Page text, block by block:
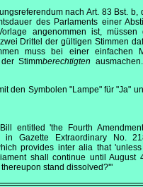
nach Art. 83 Bst. b,
des Parlaments einer
angenommen ist, müssen
Drittel der gültigen Stimmen
muss bei einer einfachen
Stimmberechtigten
den Symbolen "Lampe" für "Ja"
entitled 'the Fourth
in Gazette Extraordinary No.
provides inter alia that
shall continue until August
stand dissolved?'"